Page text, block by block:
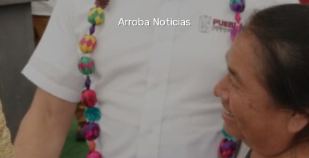
Arroba Noticias